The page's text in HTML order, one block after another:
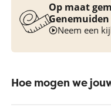
Op maat
Genemuiden
Neem een
Hoe mogen we